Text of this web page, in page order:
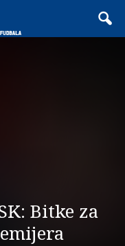
Bitke za